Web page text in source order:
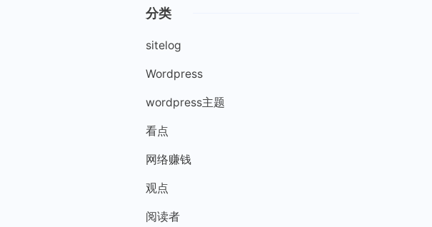
分类
sitelog
Wordpress
wordpress主题
看点
网络赚钱
观点
阅读者